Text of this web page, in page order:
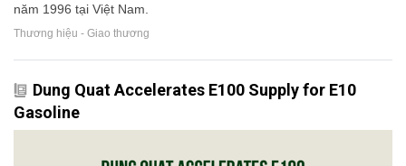
năm 1996 tại Việt Nam.
Thương hiệu - Giao thương
Dung Quat Accelerates E100 Supply for E10
Gasoline